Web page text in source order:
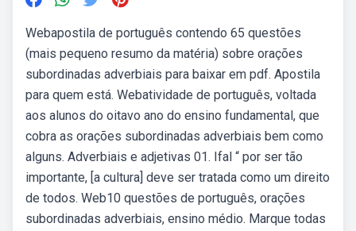
Webapostila de português contendo 65 questões
(mais pequeno resumo da matéria) sobre orações
subordinadas adverbiais para baixar em pdf. Apostila
para quem está. Webatividade de português, voltada
aos alunos do oitavo ano do ensino fundamental, que
cobra as orações subordinadas adverbiais bem como
alguns. Adverbiais e adjetivas 01. Ifal “ por ser tão
importante, [a cultura] deve ser tratada como um direito
de todos. Web10 questões de português, orações
subordinadas adverbiais, ensino médio. Marque todas